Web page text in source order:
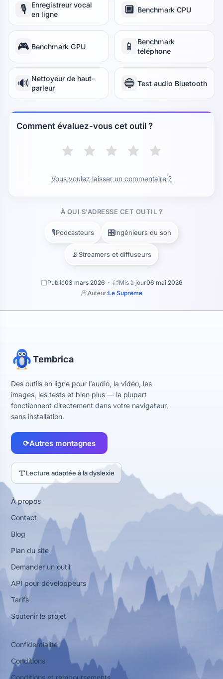
🎙️
Enregistreur vocal
en ligne
🔲 Benchmark CPU
🎮 Benchmark GPU 📱
Benchmark
téléphone
🔊 Nettoyeur de haut-
parleur
🔵 Test audio Bluetooth
Comment évaluez-vous cet outil ?
Vous voulez laisser un commentaire ?
À QUI S'ADRESSE CET OUTIL ?
🎙️Podcasteurs 🎛️Ingénieurs du son
📡Streamers et diffuseurs
Publié03 mars 2026 Mis à jour06 mai 2026
Auteur:Le Suprême
Tembrica
Des outils en ligne pour l’audio, la vidéo, les
images, les tests et bien plus — la plupart
fonctionnent directement dans votre navigateur,
sans installation.
⟳Autres montagnes
Lecture adaptée à la dyslexie
À propos
Contact
Blog
Plan du site
Demander un outil
API pour développeurs
Tarifs
Soutenir le projet
Confidentialité
Conditions
Conditions et remboursements